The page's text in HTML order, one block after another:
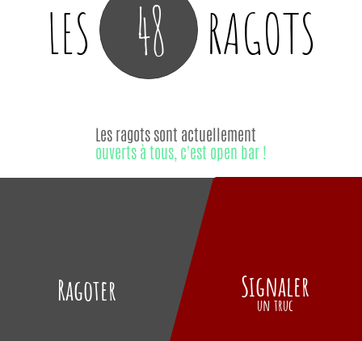
LES 48 RAGOTS
Ragoter
Les ragots sont actuellement
ouverts à tous, c'est open bar !
Signaler
un truc